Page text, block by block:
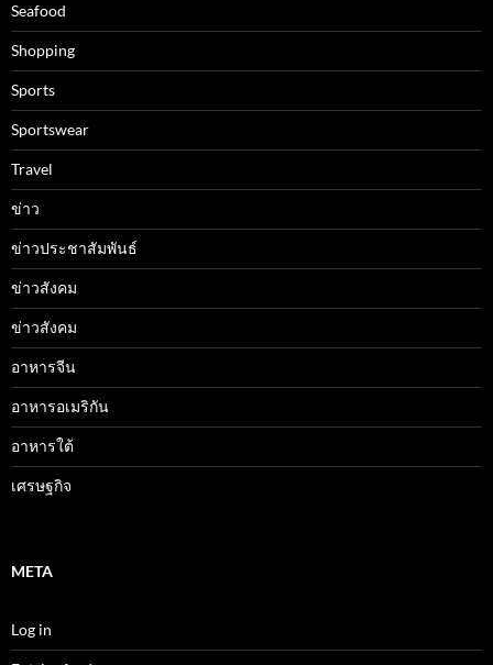
Seafood
Shopping
Sports
Sportswear
Travel
ข่าว
ข่าวประชาสัมพันธ์
ข่าวสังคม
ข่าวสังคม
อาหารจีน
อาหารอเมริกัน
อาหารใต้
เศรษฐกิจ
META
Log in